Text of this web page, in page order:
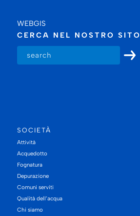
WEBGIS
CERCA NEL NOSTRO SITO
SOCIETÀ
Attività
Acquedotto
Fognatura
Depurazione
Comuni serviti
Qualità dell’acqua
Chi siamo